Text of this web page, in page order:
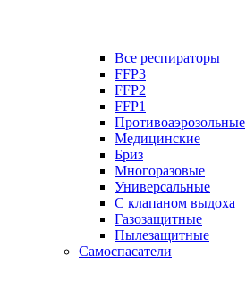
Все респираторы
FFP3
FFP2
FFP1
Противоаэрозольные
Медицинские
Бриз
Многоразовые
Универсальные
С клапаном выдоха
Газозащитные
Пылезащитные
Самоспасатели